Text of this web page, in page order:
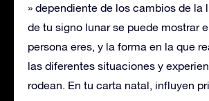
» dependiente de los cambios de la
de tu signo lunar se puede mostrar
persona eres, y la forma en la que
las diferentes situaciones y
rodean. En tu carta natal, influyen